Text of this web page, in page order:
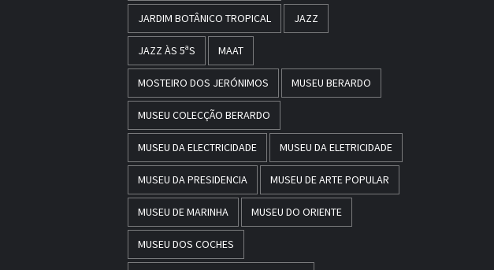
JARDIM BOTÂNICO TROPICAL JAZZ
JAZZ ÀS 5ªS MAAT
MOSTEIRO DOS JERÓNIMOS MUSEU BERARDO
MUSEU COLECÇÃO BERARDO
MUSEU DA ELECTRICIDADE MUSEU DA ELETRICIDADE
MUSEU DA PRESIDENCIA MUSEU DE ARTE POPULAR
MUSEU DE MARINHA MUSEU DO ORIENTE
MUSEU DOS COCHES